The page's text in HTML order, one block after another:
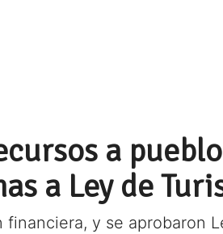
a
a Ley de
y se aprobaron